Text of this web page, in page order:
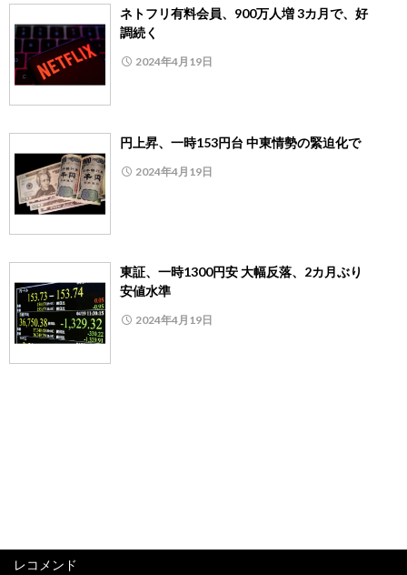
ネトフリ有料会員、900万人増 3カ月で、好
調続く
2024年4月19日
円上昇、一時153円台 中東情勢の緊迫化で
2024年4月19日
東証、一時1300円安 大幅反落、2カ月ぶり
安値水準
2024年4月19日
レコメンド